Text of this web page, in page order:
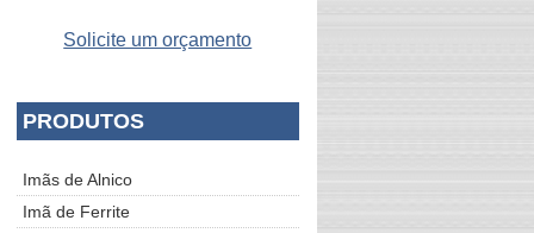
Solicite um orçamento
PRODUTOS
Imãs de Alnico
Imã de Ferrite